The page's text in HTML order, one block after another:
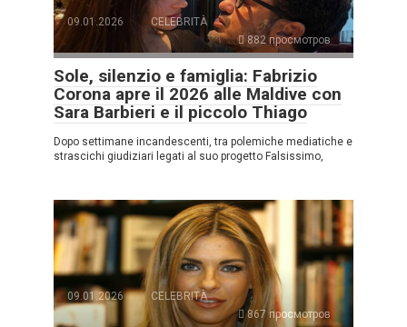
09.01.2026
CELEBRITÀ
882 просмотров
Sole, silenzio e famiglia: Fabrizio
Corona apre il 2026 alle Maldive con
Sara Barbieri e il piccolo Thiago
Dopo settimane incandescenti, tra polemiche mediatiche e
strascichi giudiziari legati al suo progetto Falsissimo,
09.01.2026
CELEBRITÀ
867 просмотров